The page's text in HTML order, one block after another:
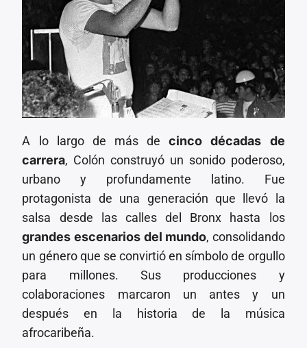
A lo largo de más decinco décadas de
carrera, Colón construyó un sonido poderoso,
urbano y profundamente latino. Fue
protagonista de una generación que llevó la
salsa desde las calles del Bronx hasta los
grandes escenarios del mundo, consolidando
un género que se convirtió en símbolo de orgullo
para millones. Sus producciones y
colaboraciones marcaron un antes y un
después en la historia de la música
afrocaribeña.